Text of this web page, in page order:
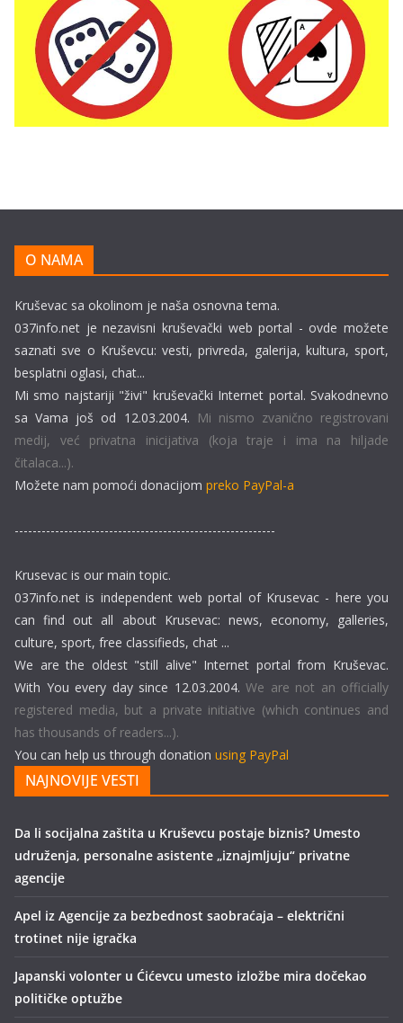
O NAMA
Kruševac sa okolinom je naša osnovna tema.
037info.net je nezavisni kruševački web portal - ovde možete
saznati sve o Kruševcu: vesti, privreda, galerija, kultura, sport,
besplatni oglasi, chat...
Mi smo najstariji "živi" kruševački Internet portal. Svakodnevno
sa Vama još od 12.03.2004. Mi nismo zvanično registrovani
medij, već privatna inicijativa (koja traje i ima na hiljade
čitalaca...).
Možete nam pomoći donacijom preko PayPal-a
----------------------------------------------------------
Krusevac is our main topic.
037info.net is independent web portal of Krusevac - here you
can find out all about Krusevac: news, economy, galleries,
culture, sport, free classifieds, chat ...
We are the oldest "still alive" Internet portal from Kruševac.
With You every day since 12.03.2004. We are not an officially
registered media, but a private initiative (which continues and
has thousands of readers...).
You can help us through donation using PayPal
NAJNOVIJE VESTI
Da li socijalna zaštita u Kruševcu postaje biznis? Umesto
udruženja, personalne asistente „iznajmljuju“ privatne
agencije
Apel iz Agencije za bezbednost saobraćaja – električni
trotinet nije igračka
Japanski volonter u Ćićevcu umesto izložbe mira dočekao
političke optužbe